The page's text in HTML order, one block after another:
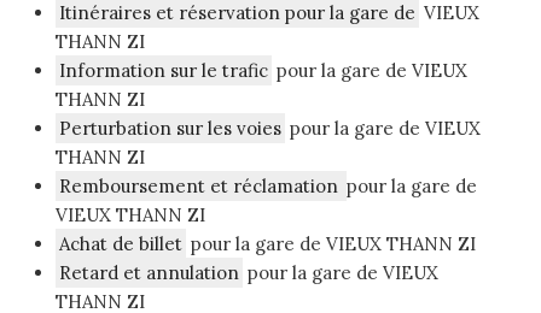
Itinéraires et réservation pour la gare de VIEUX
THANN ZI
Information sur le trafic pour la gare de VIEUX
THANN ZI
Perturbation sur les voies pour la gare de VIEUX
THANN ZI
Remboursement et réclamation pour la gare de
VIEUX THANN ZI
Achat de billet pour la gare de VIEUX THANN ZI
Retard et annulation pour la gare de VIEUX
THANN ZI